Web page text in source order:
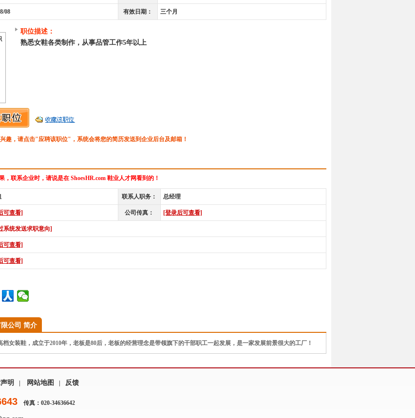
08 有效日期： 三个月
职位描述：
熟悉女鞋各类制作，从事品管工作5年以上
趣，请点击"应聘该职位"，系统会将您的简历发送到企业后台及邮箱！
，联系企业时，请说是在 ShoesHR.com 鞋业人才网看到的！
联系人职务： 总经理
可查看] 公司传真： [登录后可查看]
系统发送求职意向]
可查看]
可查看]
公司 简介
女装鞋，成立于2010年，老板是80后，老板的经营理念是带领旗下的干部职工一起发展，是一家发展前景很大的工厂！
明 网站地图 反馈
传真：020-34636642